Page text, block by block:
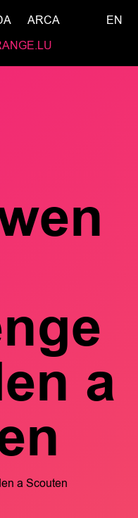
ARCA
EN
a
a Scouten